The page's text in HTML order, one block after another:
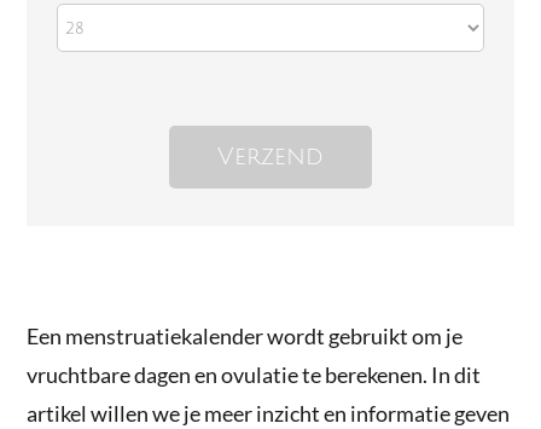
Een menstruatiekalender wordt gebruikt om je
vruchtbare dagen en ovulatie te berekenen. In dit
artikel willen we je meer inzicht en informatie geven